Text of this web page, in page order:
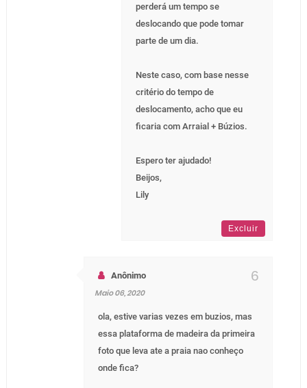
perderá um tempo se
deslocando que pode tomar
parte de um dia.
Neste caso, com base nesse
critério do tempo de
deslocamento, acho que eu
ficaria com Arraial + Búzios.
Espero ter ajudado!
Beijos,
Lily
Excluir
Anônimo
Maio 06, 2020
ola, estive varias vezes em buzios, mas
essa plataforma de madeira da primeira
foto que leva ate a praia nao conheço
onde fica?